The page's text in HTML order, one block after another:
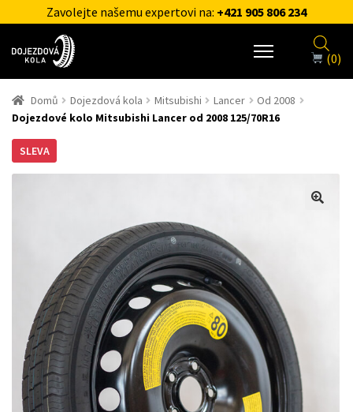
Zavolejte našemu expertovi na: +421 905 806 234
(0)
Domů Dojezdová kola Mitsubishi Lancer
Od 2008
Dojezdové kolo Mitsubishi Lancer od 2008 125/70R16
SLEVA